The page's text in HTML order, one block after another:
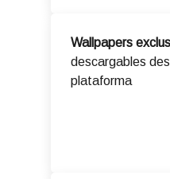
Wallpapers
descargables
plataforma